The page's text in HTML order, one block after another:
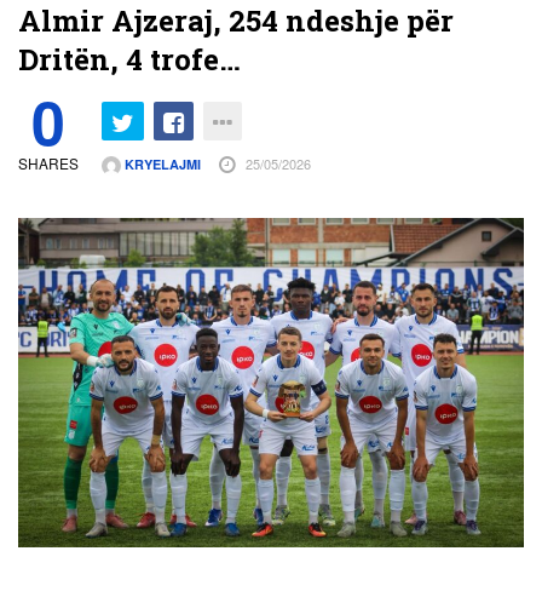
Almir Ajzeraj, 254 ndeshje për
Dritën, 4 trofe…
0
SHARES KRYELAJMI 25/05/2026